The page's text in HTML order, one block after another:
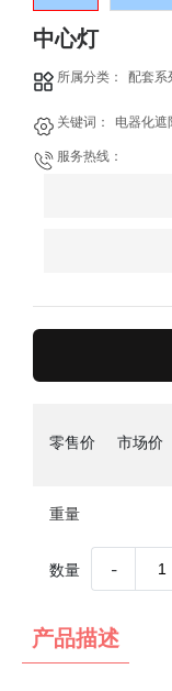
中心灯
所属分类： 配套系
关键词： 电器化遮
服务热线：
零售价 市场价
重量
数量 -
产品描述